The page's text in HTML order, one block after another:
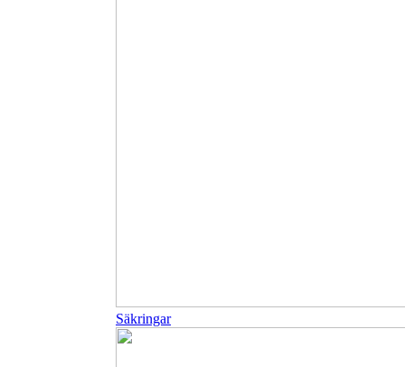
Säkringar